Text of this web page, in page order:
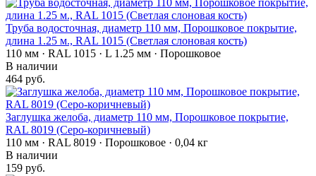
Труба водосточная, диаметр 110 мм, Порошковое покрытие,
длина 1.25 м., RAL 1015 (Светлая слоновая кость)
110 мм · RAL 1015 · L 1.25 мм · Порошковое
В наличии
464 руб.
Заглушка желоба, диаметр 110 мм, Порошковое покрытие,
RAL 8019 (Серо-коричневый)
110 мм · RAL 8019 · Порошковое · 0,04 кг
В наличии
159 руб.